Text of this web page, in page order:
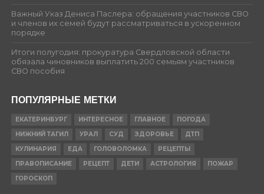
Важный Указ Дениса Паслера: обращения участников СВО
и членов их семей будут рассматриваться в ускоренном
порядке
Итоги полугодия: прокуратура Свердловской области
обязала чиновников выплатить 200 семьям участников
СВО пособия
ПОПУЛЯРНЫЕ МЕТКИ
ЕКАТЕРИНБУРГ ИНТЕРЕСНОЕ ГЛАВНОЕ
ПОГОДА
НИЖНИЙ ТАГИЛ
УРАЛ СУД ЗДОРОВЬЕ
ДТП
КУЛИНАРИЯ
ЕДА ГОЛОВОЛОМКА
РЕЦЕПТЫ
ПРАВОПИСАНИЕ
РЕЦЕПТ ДЕТИ АСТРОЛОГИЯ
ПОЖАР
ГОРОСКОП